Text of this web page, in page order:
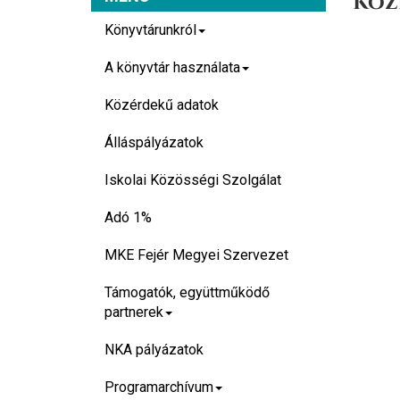
Könyvtárunkról
A könyvtár használata
Közérdekű adatok
Álláspályázatok
Iskolai Közösségi Szolgálat
Adó 1%
MKE Fejér Megyei Szervezet
Támogatók, együttműködő
partnerek
NKA pályázatok
Programarchívum